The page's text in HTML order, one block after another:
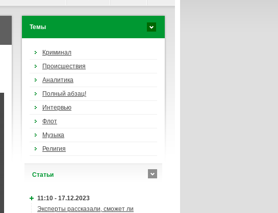
Темы
Криминал
Происшествия
Аналитика
Полный абзац!
Интервью
Флот
Музыка
Религия
Cтатьи
11:10 - 17.12.2023
Эксперты рассказали, сможет ли